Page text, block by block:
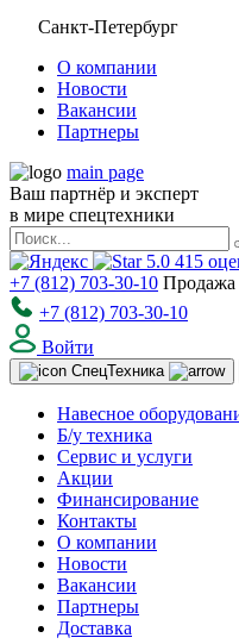
Санкт-Петербург
О компании
Новости
Вакансии
Партнеры
main page
Ваш партнёр и эксперт
в мире спецтехники
5.0 415
+7 (812) 703-30-10 Продажа
+7 (812) 703-30-10
Войти
СпецТехника
Навесное
Б/у техника
Сервис и услуги
Акции
Финансирование
Контакты
О компании
Новости
Вакансии
Партнеры
Доставка